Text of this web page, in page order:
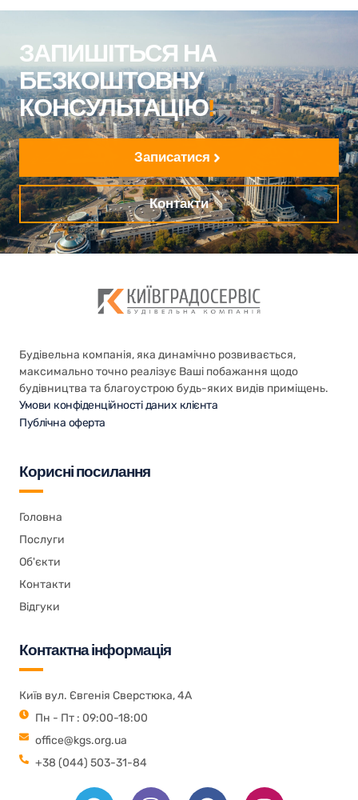
ЗАПИШІТЬСЯ НА
БЕЗКОШТОВНУ
КОНСУЛЬТАЦІЮ!
Записатися
Контакти
Будівельна компанія, яка динамічно розвивається,
максимально точно реалізує Ваші побажання щодо
будівництва та благоустрою будь-яких видів приміщень.
Умови конфіденційності даних клієнта
Публічна оферта
Корисні посилання
Головна
Послуги
Об'єкти
Контакти
Відгуки
Контактна інформація
Київ вул. Євгенія Сверстюка, 4А
Пн - Пт : 09:00-18:00
office@kgs.org.ua
+38 (044) 503-31-84